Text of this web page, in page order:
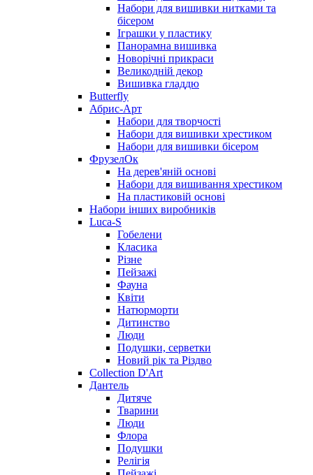
Набори для вишивки нитками та
бісером
Іграшки у пластику
Панорамна вишивка
Новорічні прикраси
Великодній декор
Вишивка гладдю
Butterfly
Абрис-Арт
Набори для творчості
Набори для вишивки хрестиком
Набори для вишивки бісером
ФрузелОк
На дерев'яній основі
Набори для вишивання хрестиком
На пластиковій основі
Набори інших виробників
Luca-S
Гобелени
Класика
Різне
Пейзажі
Фауна
Квіти
Натюрморти
Дитинство
Люди
Подушки, серветки
Новий рік та Різдво
Collection D'Art
Дантель
Дитяче
Тварини
Люди
Флора
Подушки
Релігія